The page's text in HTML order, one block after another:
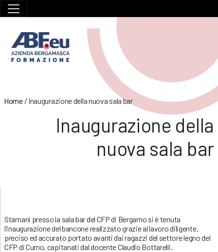
Home/ Inaugurazione della nuova sala bar
Inaugurazione della
nuova sala bar
Stamani presso la sala bar del CFP di Bergamo si è tenuta
l’inaugurazione del bancone realizzato grazie al lavoro diligente,
preciso ed accurato portato avanti dai ragazzi del settore legno del
CFP di Curno, capitanati dal docente Claudio Bottarelli.